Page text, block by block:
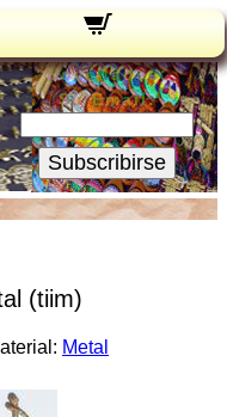
Novedades:
Su Email:
Subscribirse
(tiim)
Metal